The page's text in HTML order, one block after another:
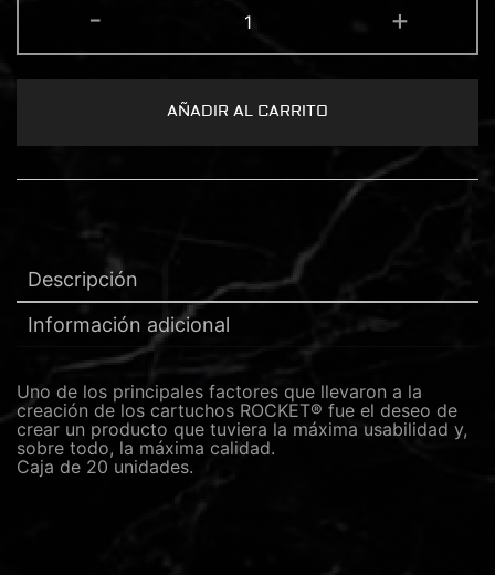
-
CARTUCHO
9
MAGNUM
0.30
+
AÑADIR AL CARRITO
Descripción
Información adicional
Uno de los principales factores que llevaron a la
creación de los cartuchos ROCKET® fue el deseo de
crear un producto que tuviera la máxima usabilidad y,
sobre todo, la máxima calidad.
Caja de 20 unidades.